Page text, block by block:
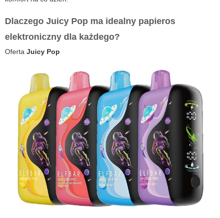
Dlaczego Juicy Pop ma idealny papieros
elektroniczny dla każdego?
Oferta Juicy Pop